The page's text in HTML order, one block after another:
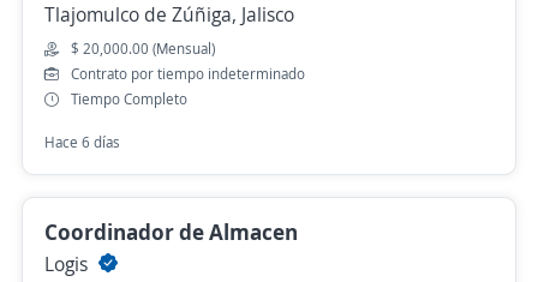
Tlajomulco de Zúñiga, Jalisco
$ 20,000.00 (Mensual)
Contrato por tiempo indeterminado
Tiempo Completo
Hace 6 días
Coordinador de Almacen
Logis